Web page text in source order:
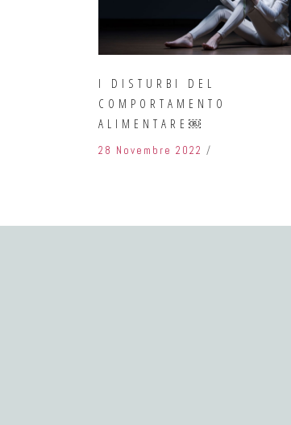
I DISTURBI DEL
COMPORTAMENTO
ALIMENTARE￼
28 Novembre 2022